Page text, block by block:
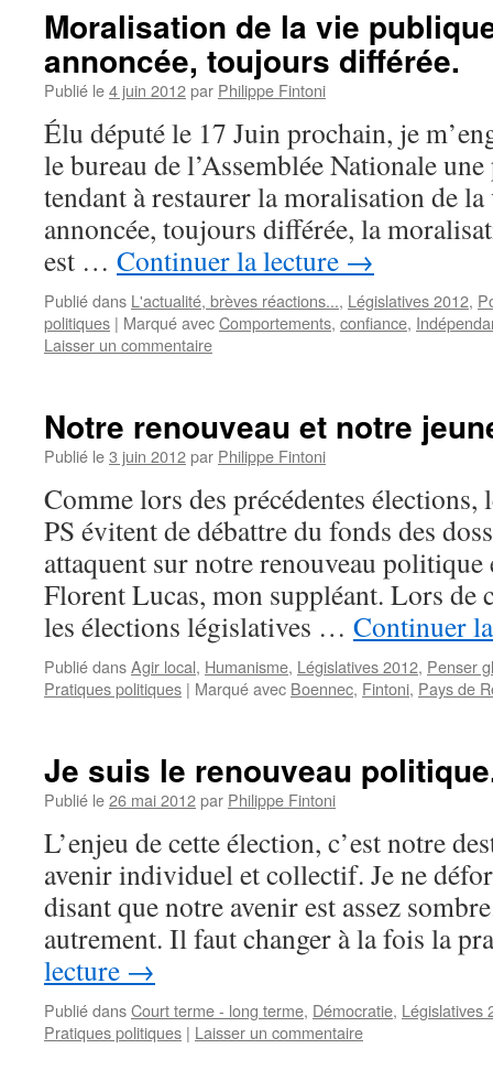
Moralisation de la vie
annoncée, toujours différée.
Publié le4 juin 2012par Philippe Fintoni
Élu député le 17 Juin prochain, je
le bureau de l’Assemblée Nationale
tendant à restaurer la moralisation de
annoncée, toujours différée, la
est … Continuer la lecture →
Publié dans L'actualité, brèves réactions..., Législatives 2012,
politiques | Marqué avecComportements, confiance,
Laisser un commentaire
Notre renouveau et notre
Publié le3 juin 2012par Philippe Fintoni
Comme lors des précédentes
PS évitent de débattre du fonds des
attaquent sur notre renouveau politique
Florent Lucas, mon suppléant. Lors de
les élections législatives … Continuer
Publié dansAgir local, Humanisme, Législatives 2012, Penser
Pratiques politiques | Marqué avec Boennec, Fintoni, Pays de
Je suis le renouveau
Publié le26 mai 2012par Philippe Fintoni
L’enjeu de cette élection, c’est notre
avenir individuel et collectif. Je ne
disant que notre avenir est assez
autrement. Il faut changer à la fois la
lecture →
Publié dansCourt terme - long terme, Démocratie, Législatives
Pratiques politiques | Laisser un commentaire